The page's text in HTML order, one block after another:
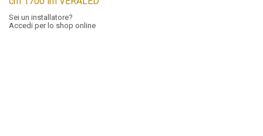
Sei un installatore?
Accedi per lo shop online